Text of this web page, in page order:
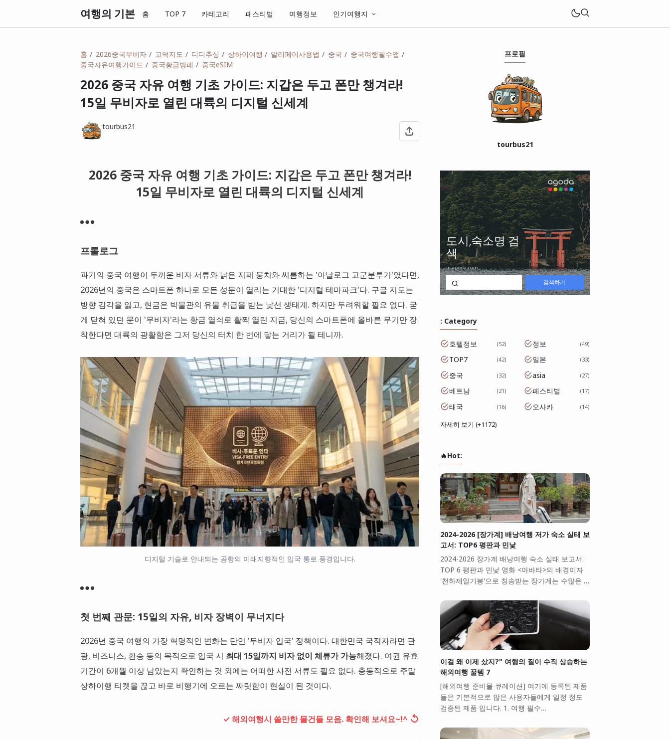
여행의 기본 홈 TOP 7 카테고리 페스티벌 여행정보 인기여행지
홈 2026중국무비자 고덕지도 디디추싱 상하이여행 알리페이사용법 중국
중국여행필수앱
중국자유여행가이드
중국황금방패 중국eSIM
2026 중국 자유 여행 기초 가이드: 지갑은 두고 폰만 챙겨라!
15일 무비자로 열린 대륙의 디지털 신세계
tourbus21
2026 중국 자유 여행 기초 가이드: 지갑은 두고 폰만 챙겨라!
15일 무비자로 열린 대륙의 디지털 신세계
프롤로그
과거의 중국 여행이 두꺼운 비자 서류와 낡은 지폐 뭉치와 씨름하는 '아날로그 고군분투기'였다면,
2026년의 중국은 스마트폰 하나로 모든 성문이 열리는 거대한 '디지털 테마파크'다. 구글 지도는
방향 감각을 잃고, 현금은 박물관의 유물 취급을 받는 낯선 생태계. 하지만 두려워할 필요 없다. 굳
게 닫혀 있던 문이 '무비자'라는 황금 열쇠로 활짝 열린 지금, 당신의 스마트폰에 올바른 무기만 장
착한다면 대륙의 광활함은 그저 당신의 터치 한 번에 닿는 거리가 될 테니까.
디지털 기술로 안내되는 공항의 미래지향적인 입국 통로 풍경입니다.
첫 번째 관문: 15일의 자유, 비자 장벽이 무너지다
2026년 중국 여행의 가장 혁명적인 변화는 단연 '무비자 입국' 정책이다. 대한민국 국적자라면 관
광, 비즈니스, 환승 등의 목적으로 입국 시 최대 15일까지 비자 없이 체류가 가능해졌다. 여권 유효
기간이 6개월 이상 남았는지 확인하는 것 외에는 어떠한 사전 서류도 필요 없다. 충동적으로 주말
상하이행 티켓을 끊고 바로 비행기에 오르는 짜릿함이 현실이 된 것이다.
✓ 해외여행시 쓸만한 물건들 모음. 확인해 보셔요~!^ ↺
프로필
tourbus21
: Category
호텔정보 52 정보 49
TOP7 42 일본 33
중국 32 asia 27
베트남 21 페스티벌 17
태국 16 오사카 14
자세히 보기 (+1172)
🔥Hot:
2024-2026 [장가계] 배낭여행 저가 숙소 실태 보
고서: TOP6 평판과 민낯
2024-2026 장가계 배낭여행 숙소 실태 보고서:
TOP 6 평판과 민낯 영화 <아바타>의 배경이자
'천하제일기봉'으로 칭송받는 장가계는 수많은 …
이걸 왜 이제 샀지?" 여행의 질이 수직 상승하는
해외여행 꿀템 7
[해외여행 준비물 큐레이션] 여기에 등록된 제품
들은 기본적으로 많은 사용자들에게 일정 정도
검증된 제품 입니다. 1. 여행 필수…